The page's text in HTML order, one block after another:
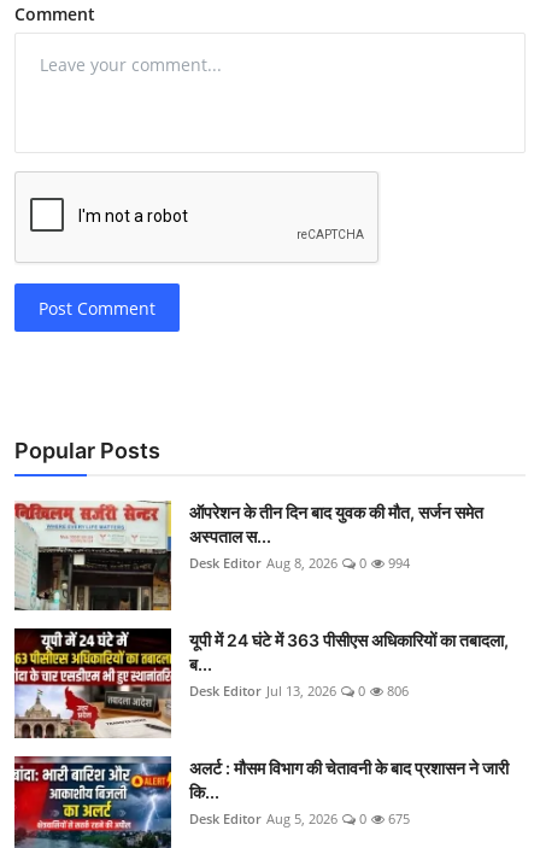
Comment
Post Comment
Popular Posts
ऑपरेशन के तीन दिन बाद युवक की मौत, सर्जन समेत
अस्पताल स...
Desk Editor Aug 8, 2026 0 994
यूपी में 24 घंटे में 363 पीसीएस अधिकारियों का तबादला,
ब...
Desk Editor Jul 13, 2026 0 806
अलर्ट : मौसम विभाग की चेतावनी के बाद प्रशासन ने जारी
कि...
Desk Editor Aug 5, 2026 0 675